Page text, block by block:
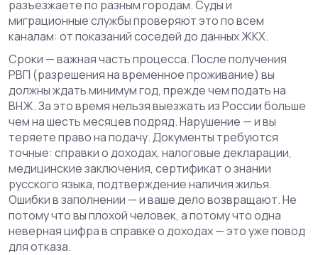
разъезжаете по разным городам. Суды и
миграционные службы проверяют это по всем
каналам: от показаний соседей до данных ЖКХ.
Сроки — важная часть процесса. После получения
РВП (разрешения на временное проживание) вы
должны ждать минимум год, прежде чем подать на
ВНЖ. За это время нельзя выезжать из России больше
чем на шесть месяцев подряд. Нарушение — и вы
теряете право на подачу. Документы требуются
точные: справки о доходах, налоговые декларации,
медицинские заключения, сертификат о знании
русского языка, подтверждение наличия жилья.
Ошибки в заполнении — и ваше дело возвращают. Не
потому что вы плохой человек, а потому что одна
неверная цифра в справке о доходах — это уже повод
для отказа.